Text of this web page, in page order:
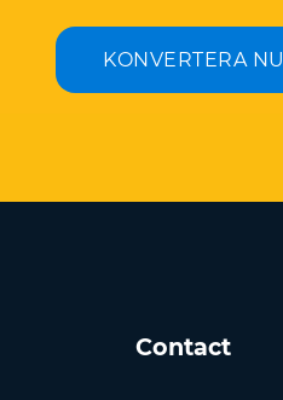
KONVERTERA NU
Contact